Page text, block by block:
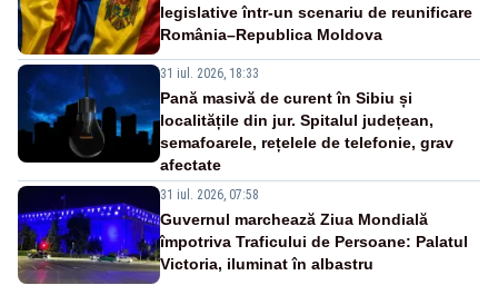
legislative într-un scenariu de reunificare
România–Republica Moldova
31 iul. 2026, 18:33
Pană masivă de curent în Sibiu și
localitățile din jur. Spitalul județean,
semafoarele, rețelele de telefonie, grav
afectate
31 iul. 2026, 07:58
Guvernul marchează Ziua Mondială
împotriva Traficului de Persoane: Palatul
Victoria, iluminat în albastru